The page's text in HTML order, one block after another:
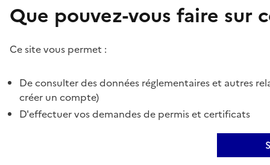
Que pouvez-vous faire sur
Ce site vous permet :
De consulter des données réglementaires et autres
créer un compte)
D'effectuer vos demandes de permis et certificats